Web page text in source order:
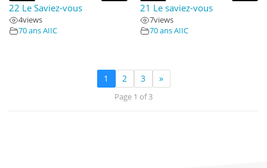
22 Le Saviez-vous
4views
70 ans AIIC
21 Le saviez-vous
7views
70 ans AIIC
1 2 3 »
Page 1 of 3